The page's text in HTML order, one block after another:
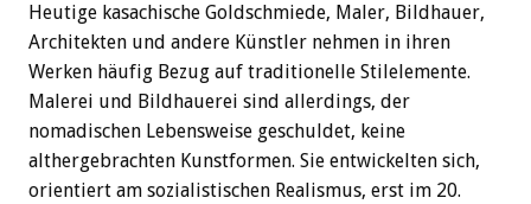
Heutige kasachische Goldschmiede, Maler, Bildhauer,
Architekten und andere Künstler nehmen in ihren
Werken häufig Bezug auf traditionelle Stilelemente.
Malerei und Bildhauerei sind allerdings, der
nomadischen Lebensweise geschuldet, keine
althergebrachten Kunstformen. Sie entwickelten sich,
orientiert am sozialistischen Realismus, erst im 20.